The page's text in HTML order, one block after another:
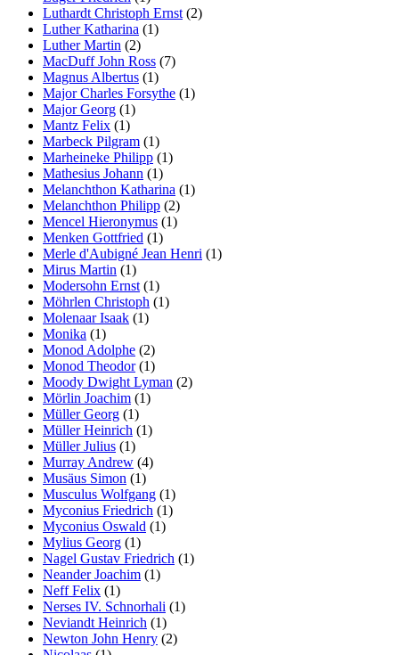
Luthardt Christoph Ernst (2)
Luther Katharina (1)
Luther Martin (2)
MacDuff John Ross (7)
Magnus Albertus (1)
Major Charles Forsythe (1)
Major Georg (1)
Mantz Felix (1)
Marbeck Pilgram (1)
Marheineke Philipp (1)
Mathesius Johann (1)
Melanchthon Katharina (1)
Melanchthon Philipp (2)
Mencel Hieronymus (1)
Menken Gottfried (1)
Merle d'Aubigné Jean Henri (1)
Mirus Martin (1)
Modersohn Ernst (1)
Möhrlen Christoph (1)
Molenaar Isaak (1)
Monika (1)
Monod Adolphe (2)
Monod Theodor(1)
Moody Dwight Lyman (2)
Mörlin Joachim (1)
Müller Georg (1)
Müller Heinrich (1)
Müller Julius (1)
Murray Andrew (4)
Musäus Simon (1)
Musculus Wolfgang (1)
Myconius Friedrich (1)
Myconius Oswald (1)
Mylius Georg (1)
Nagel Gustav Friedrich (1)
Neander Joachim (1)
Neff Felix (1)
Nerses IV. Schnorhali (1)
Neviandt Heinrich (1)
Newton John Henry (2)